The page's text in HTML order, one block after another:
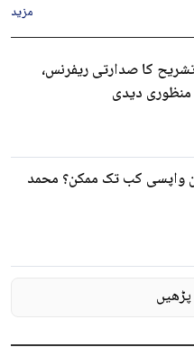
مزید
اے کی تشریح کا صدارتی ریفرنس،
دیدی
واپسی کب تک ممکن؟ محمد